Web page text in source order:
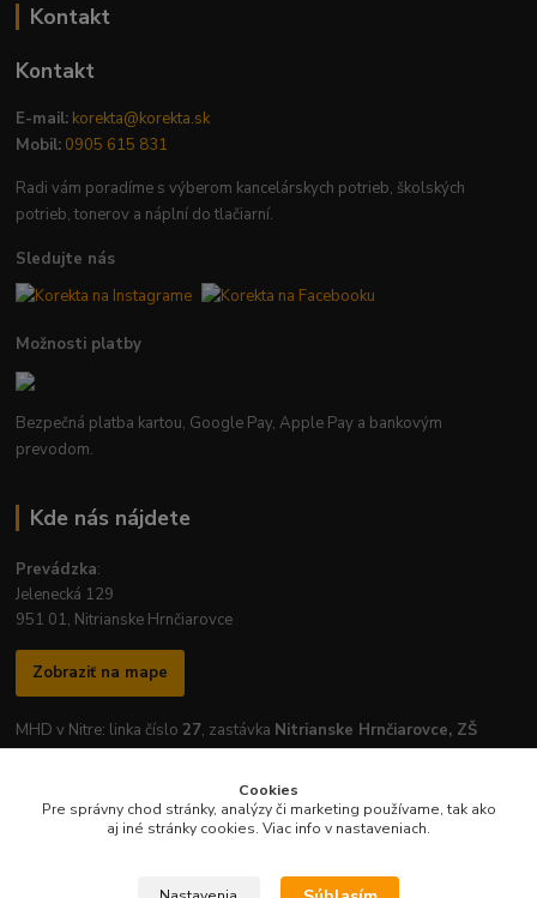
Kontakt
Kontakt
E-mail: korekta@korekta.sk
Mobil: 0905 615 831
Radi vám poradíme s výberom kancelárskych potrieb, školských
potrieb, tonerov a náplní do tlačiarní.
Sledujte nás
Možnosti platby
Bezpečná platba kartou, Google Pay, Apple Pay a bankovým
prevodom.
Kde nás nájdete
Prevádzka:
Jelenecká 129
951 01, Nitrianske Hrnčiarovce
Zobraziť na mape
MHD v Nitre: linka číslo 27, zastávka Nitrianske Hrnčiarovce, ZŠ
Otváracie hodiny prevádzky:
Cookies
Pre správny chod stránky, analýzy či marketing používame, tak ako
aj iné stránky cookies. Viac info v nastaveniach.